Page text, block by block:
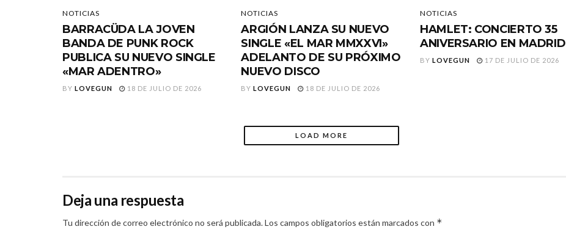
NOTICIAS
BARRACÜDA LA JOVEN
BANDA DE PUNK ROCK
PUBLICA SU NUEVO SINGLE
«MAR ADENTRO»
BY LOVEGUN 18 DE JULIO DE 2026
NOTICIAS
ARGIÓN LANZA SU NUEVO
SINGLE «EL MAR MMXXVI»
ADELANTO DE SU PRÓXIMO
NUEVO DISCO
BY LOVEGUN 18 DE JULIO DE 2026
NOTICIAS
HAMLET: CONCIERTO 35
ANIVERSARIO EN MADRID
BY LOVEGUN 17 DE JULIO DE 2026
LOAD MORE
Deja una respuesta
Tu dirección de correo electrónico no será publicada.Los campos obligatorios están marcados con *